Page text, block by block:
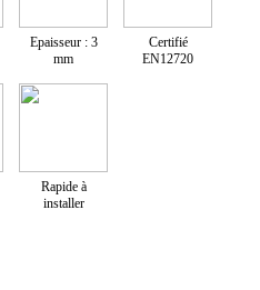
Epaisseur : 3
mm
Certifié
EN12720
Rapide à
installer